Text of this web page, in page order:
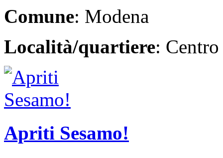
Comune: Modena
Località/quartiere:
Apriti Sesamo!